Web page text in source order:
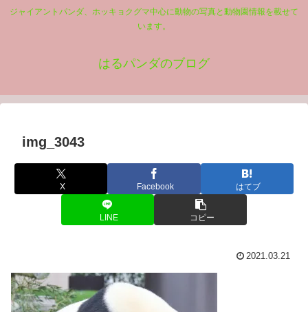
ジャイアントパンダ、ホッキョクグマ中心に動物の写真と動物園情報を載せて
います。
はるパンダのブログ
img_3043
X Facebook はてブ
LINE コピー
2021.03.21